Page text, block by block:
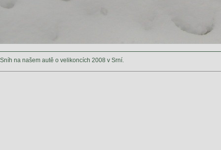
Sníh na našem autě o velikoncích 2008 v Srní.